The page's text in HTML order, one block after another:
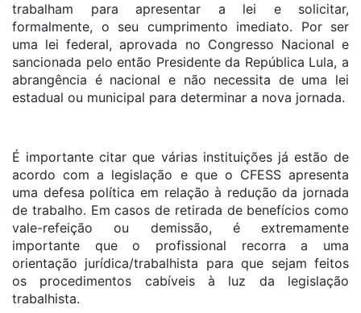
trabalham para apresentar a lei e solicitar,
formalmente, o seu cumprimento imediato. Por ser
uma lei federal, aprovada no Congresso Nacional e
sancionada pelo então Presidente da República Lula, a
abrangência é nacional e não necessita de uma lei
estadual ou municipal para determinar a nova jornada.
É importante citar que várias instituições já estão de
acordo com a legislação e que o CFESS apresenta
uma defesa política em relação à redução da jornada
de trabalho. Em casos de retirada de benefícios como
vale-refeição ou demissão, é extremamente
importante que o profissional recorra a uma
orientação jurídica/trabalhista para que sejam feitos
os procedimentos cabíveis à luz da legislação
trabalhista.